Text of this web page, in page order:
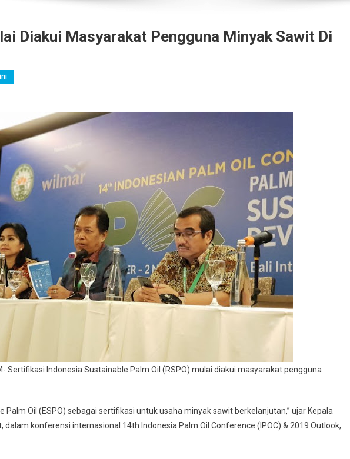
Diakui Masyarakat Pengguna Minyak Sawit Di
Sertifikasi Indonesia Sustainable Palm Oil (RSPO) mulai diakui masyarakat pengguna
Palm Oil (ESPO) sebagai sertifikasi untuk usaha minyak sawit berkelanjutan,” ujar Kepala
dalam konferensi internasional 14th Indonesia Palm Oil Conference (IPOC) & 2019 Outlook,